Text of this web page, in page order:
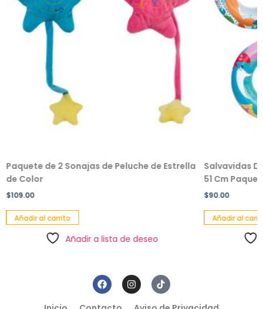
Paquete de 2 Sonajas de Peluche de Estrella
de Color
$109.00
Añadir al carrito
Añadir a lista de deseo
Salvavidas
51 Cm
$90.00
Añadir al